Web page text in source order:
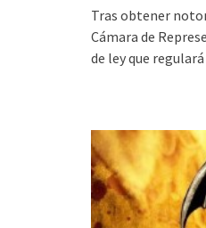
Tras obtener
Cámara de
de ley que